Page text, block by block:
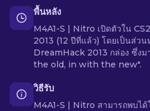
พื้นหลัง
M4A1-S | Nitro เปิดตัวใน
2013 (12 ปีที่แล้ว) โดยเป็นส่ว
DreamHack 2013 กล่อง ซึ่ง
the old, in with the new".
วิธีรับ
M4A1-S | Nitro สามารถพบได้